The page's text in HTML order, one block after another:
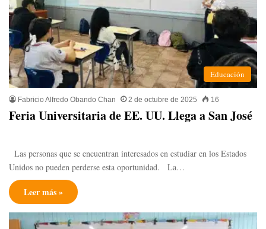
Educación
Fabricio Alfredo Obando Chan 2 de octubre de 2025 16
Feria Universitaria de EE. UU. Llega a San José
Las personas que se encuentran interesados en estudiar en los Estados
Unidos no pueden perderse esta oportunidad. La…
Leer más »